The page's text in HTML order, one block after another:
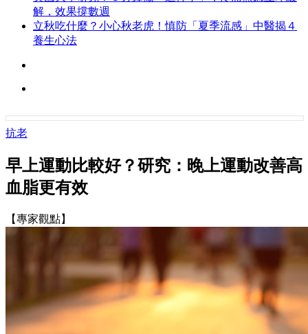
解，效果撐數週
立秋吃什麼？小心秋老虎！慎防「夏季流感」中醫揭４
養生心法
抗老
早上運動比較好？研究：晚上運動改善高
血脂更有效
【專家觀點】